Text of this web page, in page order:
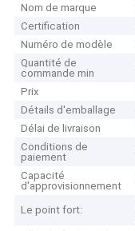
Nom de marque
Certification
Numéro de modèle
Quantité de
commande min
Prix
Détails d'emballage
Délai de livraison
Conditions de
paiement
Capacité
d'approvisionnement
Le point fort: